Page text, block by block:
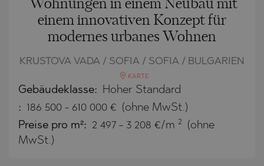
Wohnungen in einem Neubau mit
einem innovativen Konzept für
modernes urbanes Wohnen
KRUSTOVA VADA / SOFIA / SOFIA / BULGARIEN
KARTE
Gebäudeklasse: Hoher Standard
: 186 500 - 610 000 € (ohne MwSt.)
Preise pro m²: 2 497 - 3 208 €/m 2
(ohne
MwSt.)